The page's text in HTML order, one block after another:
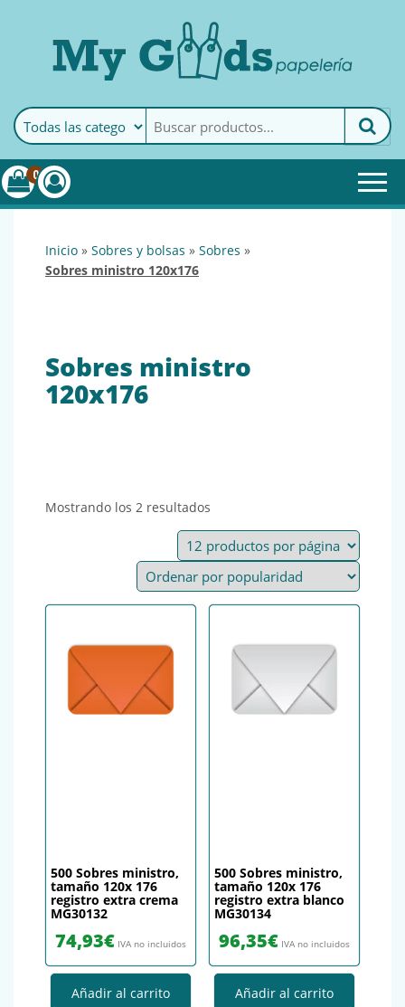
MyGoods · PapeleríaMy Goods es tu papelería
online de confianza. Podrás
encontrar todo lo necesario
0
inicio » sobres y bolsas » sobres »
sobres ministro 120x176
Sobres ministro
120x176
Mostrando los 2 resultados
500 Sobres ministro,
tamaño 120x 176
registro extra crema
MG30132
74,93€ IVA no incluidos
Añadir al carrito
500 Sobres ministro,
tamaño 120x 176
registro extra blanco
MG30134
96,35€ IVA no incluidos
Añadir al carrito